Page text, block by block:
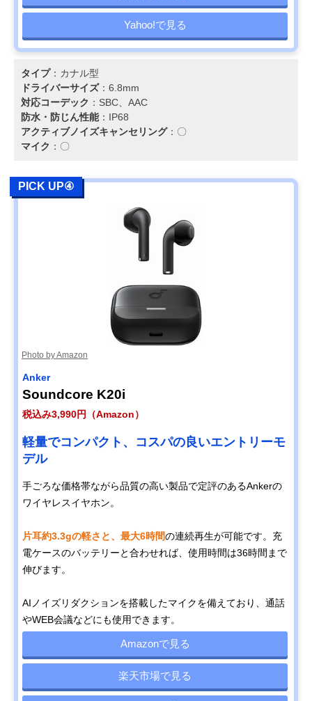
Yahoo!で見る
タイプ：カナル型
ドライバーサイズ：6.8mm
対応コーデック ：SBC、AAC
防水・防じん性能：IP68
アクティブノイズキャンセリング：〇
マイク ：〇
PICK UP④
Photo by Amazon
Anker
Soundcore K20i
税込み3,990円（Amazon）
軽量でコンパクト、コスパの良いエントリーモ
デル
手ごろな価格帯ながら品質の高い製品で定評のあるAnkerの
ワイヤレスイヤホン。
片耳約3.3gの軽さと、最大6時間の連続再生が可能です。充
電ケースのバッテリーと合わせれば、使用時間は36時間まで
伸びます。
AIノイズリダクションを搭載したマイクを備えており、通話
やWEB会議などにも使用できます。
Amazonで見る
楽天市場で見る